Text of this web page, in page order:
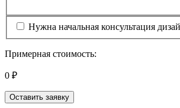
Нужна начальная консультация
Примерная стоимость:
0 ₽
Оставить заявку